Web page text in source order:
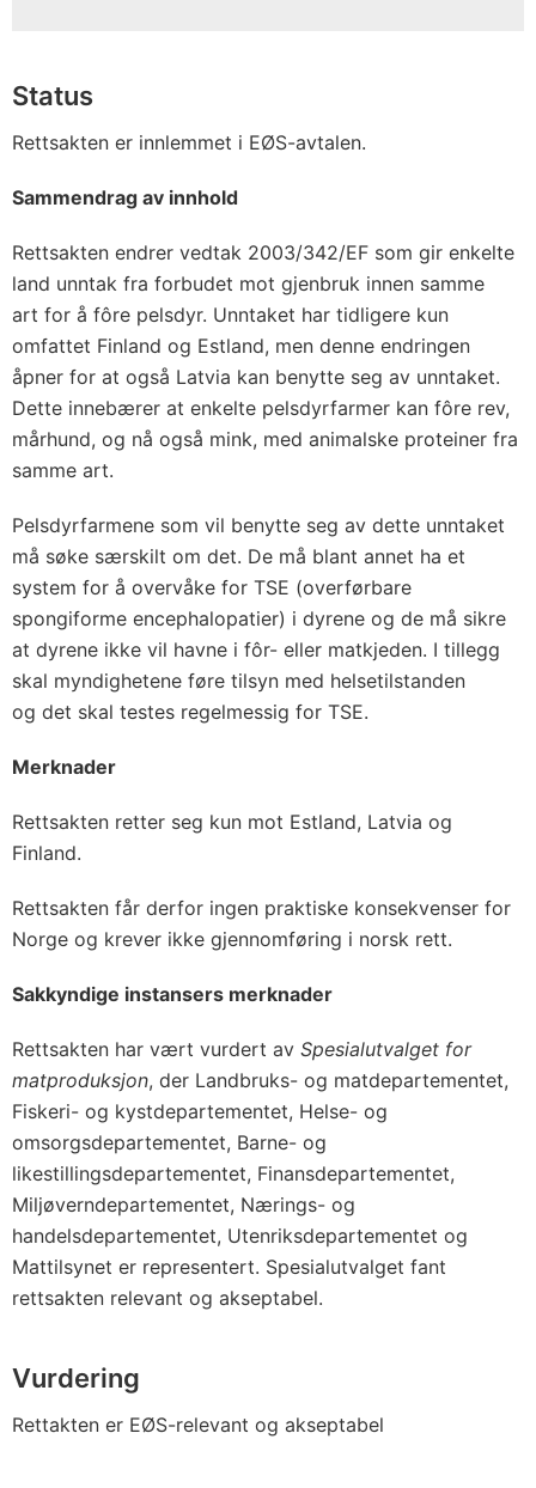
Status
Rettsakten er innlemmet i EØS-avtalen.
Sammendrag av innhold
Rettsakten endrer vedtak 2003/342/EF som gir enkelte
land unntak fra forbudet mot gjenbruk innen samme
art for å fôre pelsdyr. Unntaket har tidligere kun
omfattet Finland og Estland, men denne endringen
åpner for at også Latvia kan benytte seg av unntaket.
Dette innebærer at enkelte pelsdyrfarmer kan fôre rev,
mårhund, og nå også mink, med animalske proteiner fra
samme art.
Pelsdyrfarmene som vil benytte seg av dette unntaket
må søke særskilt om det. De må blant annet ha et
system for å overvåke for TSE (overførbare
spongiforme encephalopatier) i dyrene og de må sikre
at dyrene ikke vil havne i fôr- eller matkjeden. I tillegg
skal myndighetene føre tilsyn med helsetilstanden
og det skal testes regelmessig for TSE.
Merknader
Rettsakten retter seg kun mot Estland, Latvia og
Finland.
Rettsakten får derfor ingen praktiske konsekvenser for
Norge og krever ikke gjennomføring i norsk rett.
Sakkyndige instansers merknader
Rettsakten har vært vurdert av Spesialutvalget for
matproduksjon, der Landbruks- og matdepartementet,
Fiskeri- og kystdepartementet, Helse- og
omsorgsdepartementet, Barne- og
likestillingsdepartementet, Finansdepartementet,
Miljøverndepartementet, Nærings- og
handelsdepartementet, Utenriksdepartementet og
Mattilsynet er representert. Spesialutvalget fant
rettsakten relevant og akseptabel.
Vurdering
Rettakten er EØS-relevant og akseptabel